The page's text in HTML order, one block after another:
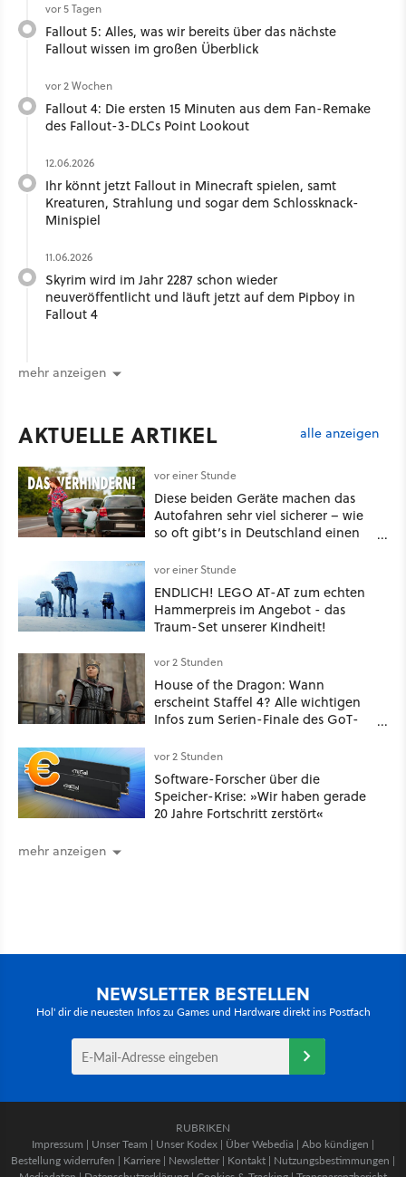
vor 5 Tagen
Fallout 5: Alles, was wir bereits über das nächste
Fallout wissen im großen Überblick
vor 2 Wochen
Fallout 4: Die ersten 15 Minuten aus dem Fan-Remake
des Fallout-3-DLCs Point Lookout
12.06.2026
Ihr könnt jetzt Fallout in Minecraft spielen, samt
Kreaturen, Strahlung und sogar dem Schlossknack-
Minispiel
11.06.2026
Skyrim wird im Jahr 2287 schon wieder
neuveröffentlicht und läuft jetzt auf dem Pipboy in
Fallout 4
mehr anzeigen
AKTUELLE ARTIKEL alle anzeigen
vor einer Stunde
Diese beiden Geräte machen das
Autofahren sehr viel sicherer – wie
so oft gibt’s in Deutschland einen
vor einer Stunde
ENDLICH! LEGO AT-AT zum echten
Hammerpreis im Angebot - das
Traum-Set unserer Kindheit!
vor 2 Stunden
House of the Dragon: Wann
erscheint Staffel 4? Alle wichtigen
Infos zum Serien-Finale des GoT-
vor 2 Stunden
Software-Forscher über die
Speicher-Krise: »Wir haben gerade
20 Jahre Fortschritt zerstört«
mehr anzeigen
NEWSLETTER BESTELLEN
Hol' dir die neuesten Infos zu Games und Hardware direkt ins Postfach
RUBRIKEN
Impressum | Unser Team | Unser Kodex | Über Webedia | Abo kündigen |
Bestellung widerrufen | Karriere | Newsletter | Kontakt | Nutzungsbestimmungen |